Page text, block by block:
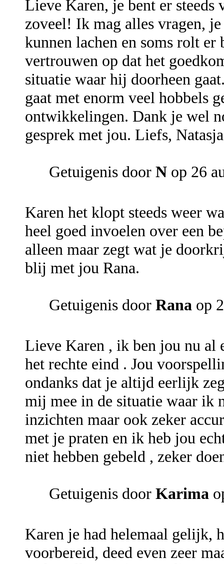
Lieve Karen, je bent er steeds
zoveel! Ik mag alles vragen,
kunnen lachen en soms rolt
vertrouwen op dat het
situatie waar hij doorheen
gaat met enorm veel hobbels
ontwikkelingen. Dank je wel
gesprek met jou. Liefs, Natasja
Getuigenis door N op 26
Karen het klopt steeds weer
heel goed invoelen over een
alleen maar zegt wat je
blij met jou Rana.
Getuigenis door Rana op
Lieve Karen , ik ben jou nu al
het rechte eind . Jou
ondanks dat je altijd eerlijk
mij mee in de situatie waar ik
inzichten maar ook zeker
met je praten en ik heb jou
niet hebben gebeld , zeker
Getuigenis door Karima
Karen je had helemaal gelijk,
voorbereid, deed even zeer